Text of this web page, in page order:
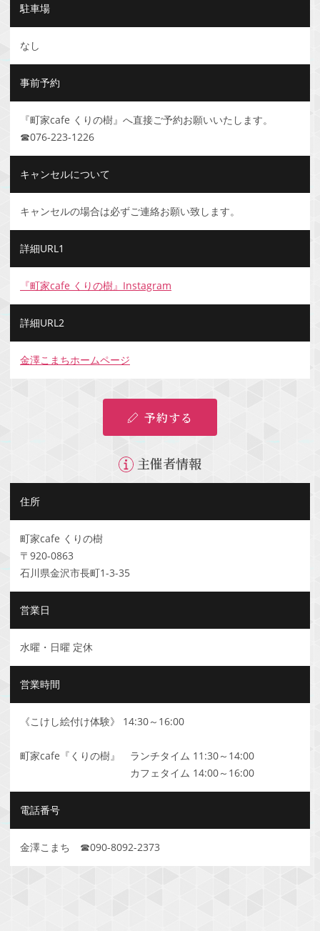
駐車場
なし
事前予約
『町家cafe くりの樹』へ直接ご予約お願いいたします。
☎076-223-1226
キャンセルについて
キャンセルの場合は必ずご連絡お願い致します。
詳細URL1
『町家cafe くりの樹』Instagram
詳細URL2
金澤こまちホームページ
予約する
主催者情報
住所
町家cafe くりの樹
〒920-0863
石川県金沢市長町1-3-35
営業日
水曜・日曜 定休
営業時間
《こけし絵付け体験》 14:30～16:00
町家cafe『くりの樹』 ランチタイム 11:30～14:00
カフェタイム 14:00～16:00
電話番号
金澤こまち ☎090-8092-2373